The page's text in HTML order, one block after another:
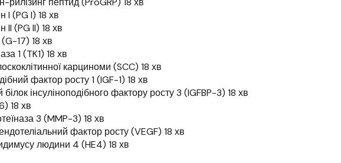
I (PG I) 18 хв
II (PG II) 18 хв
17) 18 хв
1 (TK1) 18 хв
карциноми (SCC) 18 хв
фактор росту 1 (IGF-1) 18 хв
інсуліноподібного фактору росту 3 (IGFBP-3) 18 хв
18 хв
3 (MMP-3) 18 хв
фактор росту (VEGF) 18 хв
людини 4 (HE4) 18 хв